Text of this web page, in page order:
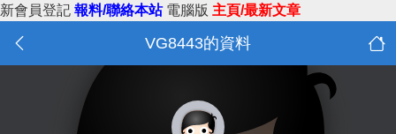
新會員登記 報料/聯絡本站 電腦版 主頁/最新文章
VG8443的資料